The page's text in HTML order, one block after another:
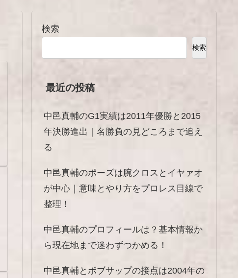
検索
検索
最近の投稿
中邑真輔のG1実績は2011年優勝と2015
年決勝進出｜名勝負の見どころまで追え
る
中邑真輔のポーズは腕クロスとイヤァオ
が中心｜意味とやり方をプロレス目線で
整理！
中邑真輔のプロフィールは？基本情報か
ら現在地まで迷わずつかめる！
中邑真輔とボブサップの接点は2004年の